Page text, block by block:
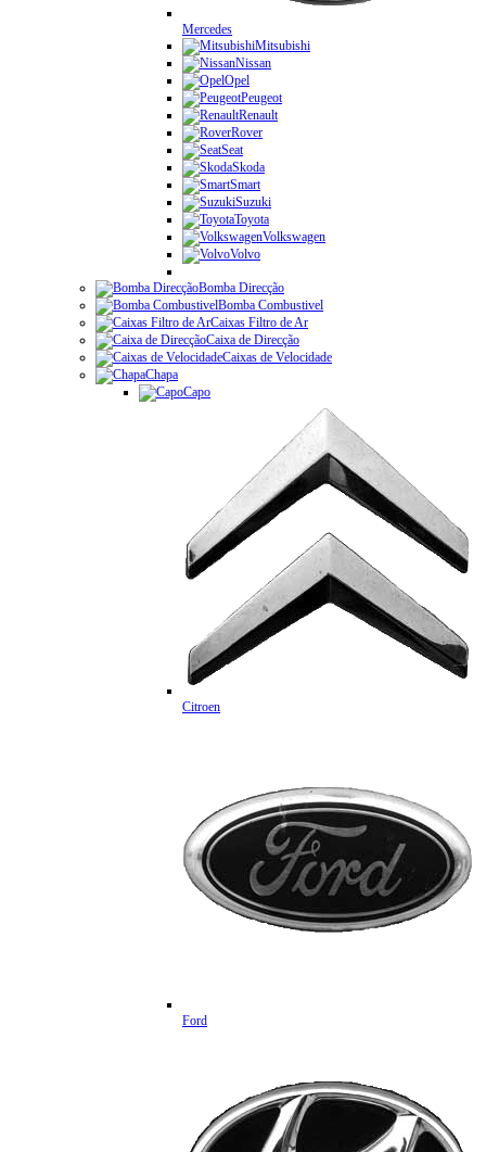
Mercedes
Mitsubishi
Nissan
Opel
Peugeot
Renault
Rover
Seat
Skoda
Smart
Suzuki
Toyota
Volkswagen
Volvo
Bomba Direcção
Bomba Combustivel
Caixas Filtro de Ar
Caixa de Direcção
Caixas de Velocidade
Chapa
Capo
Citroen
Ford